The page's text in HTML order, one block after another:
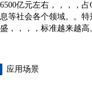
6500亿元左右，，，
息等社会各个领域。。
盛，，，，标准越来越高。
应用场景